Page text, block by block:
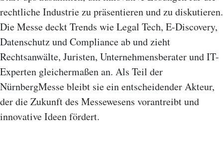
rechtliche Industrie zu präsentieren und zu diskutieren.
Die Messe deckt Trends wie Legal Tech, E-Discovery,
Datenschutz und Compliance ab und zieht
Rechtsanwälte, Juristen, Unternehmensberater und IT-
Experten gleichermaßen an. Als Teil der
NürnbergMesse bleibt sie ein entscheidender Akteur,
der die Zukunft des Messewesens vorantreibt und
innovative Ideen fördert.